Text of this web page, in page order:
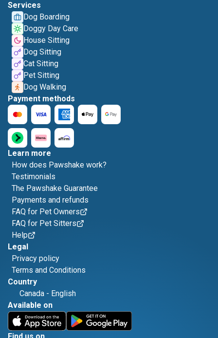
Services
Dog Boarding
Doggy Day Care
House Sitting
Dog Sitting
Cat Sitting
Pet Sitting
Dog Walking
Payment methods
Learn more
How does Pawshake work?
Testimonials
The Pawshake Guarantee
Payments and refunds
FAQ for Pet Owners
FAQ for Pet Sitters
Help
Legal
Privacy policy
Terms and Conditions
Country
Canada - English
Available on